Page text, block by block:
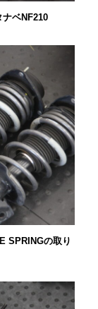
ベNF210
SPRINGの取り